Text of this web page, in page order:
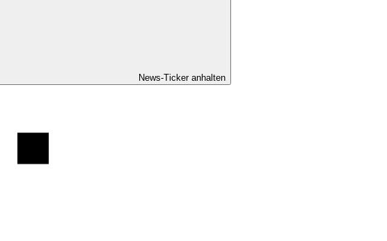
News-Ticker anhalten